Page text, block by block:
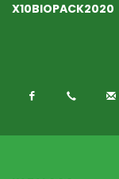
X10BIOPACK2020